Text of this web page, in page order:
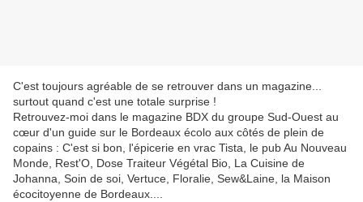
C'est toujours agréable de se retrouver dans un magazine...
surtout quand c'est une totale surprise !
Retrouvez-moi dans le magazine BDX du groupe Sud-Ouest au
cœur d'un guide sur le Bordeaux écolo aux côtés de plein de
copains : C'est si bon, l'épicerie en vrac Tista, le pub Au Nouveau
Monde, Rest'O, Dose Traiteur Végétal Bio, La Cuisine de
Johanna, Soin de soi, Vertuce, Floralie, Sew&Laine, la Maison
écocitoyenne de Bordeaux....